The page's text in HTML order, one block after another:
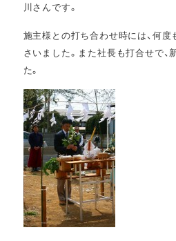
川さんです。
施主様との打ち合わせ時には、何
さいました。また社長も打合せで、
た。